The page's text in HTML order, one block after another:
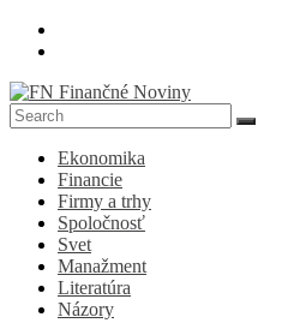
Skip
FN
Finančné
Noviny
Denník
ekonomike
spoločnosti
Ekonomika
Financie
Firmy a trhy
Spoločnosť
Svet
Manažment
Literatúra
Názory